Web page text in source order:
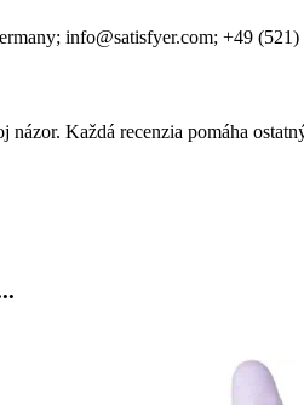
info@satisfyer.com; +49 (521)
Každá recenzia pomáha